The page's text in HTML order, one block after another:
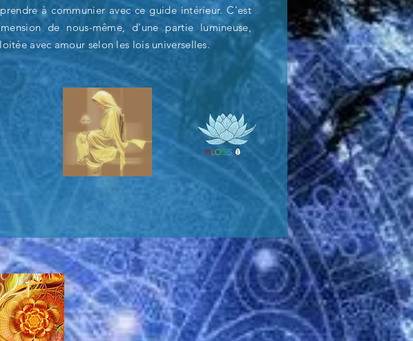
à communier avec ce guide intérieur. C'est
de nous-même, d'une partie lumineuse,
avec amour selon les lois universelles.